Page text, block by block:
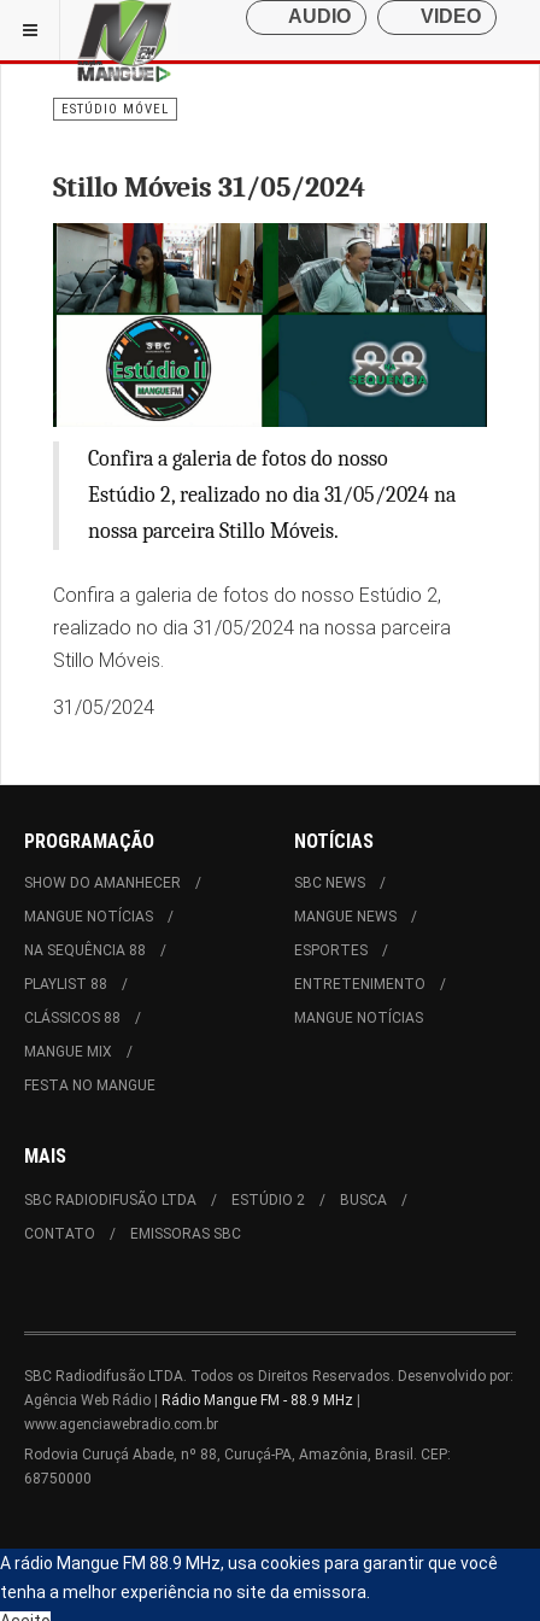
ESTÚDIO MÓVEL
Stillo Móveis 31/05/2024
Confira a galeria de fotos do nosso
Estúdio 2, realizado no dia 31/05/2024 na
nossa parceira Stillo Móveis.
Confira a galeria de fotos do nosso Estúdio 2,
realizado no dia 31/05/2024 na nossa parceira
Stillo Móveis.
31/05/2024
PROGRAMAÇÃO
SHOW DO AMANHECER
MANGUE NOTÍCIAS
NA SEQUÊNCIA 88
PLAYLIST 88
CLÁSSICOS 88
MANGUE MIX
FESTA NO MANGUE
NOTÍCIAS
SBC NEWS
MANGUE NEWS
ESPORTES
ENTRETENIMENTO
MANGUE NOTÍCIAS
MAIS
SBC RADIODIFUSÃO LTDA ESTÚDIO 2
BUSCA
CONTATO
EMISSORAS SBC
SBC Radiodifusão LTDA. Todos os Direitos Reservados. Desenvolvido por:
Agência Web Rádio |
Rádio Mangue FM - 88.9 MHz
www.agenciawebradio.com.br
Rodovia Curuçá Abade, nº 88, Curuçá-PA, Amazônia, Brasil. CEP:
68750000
A rádio Mangue FM 88.9 MHz, usa cookies para garantir que você
tenha a melhor experiência no site da emissora.